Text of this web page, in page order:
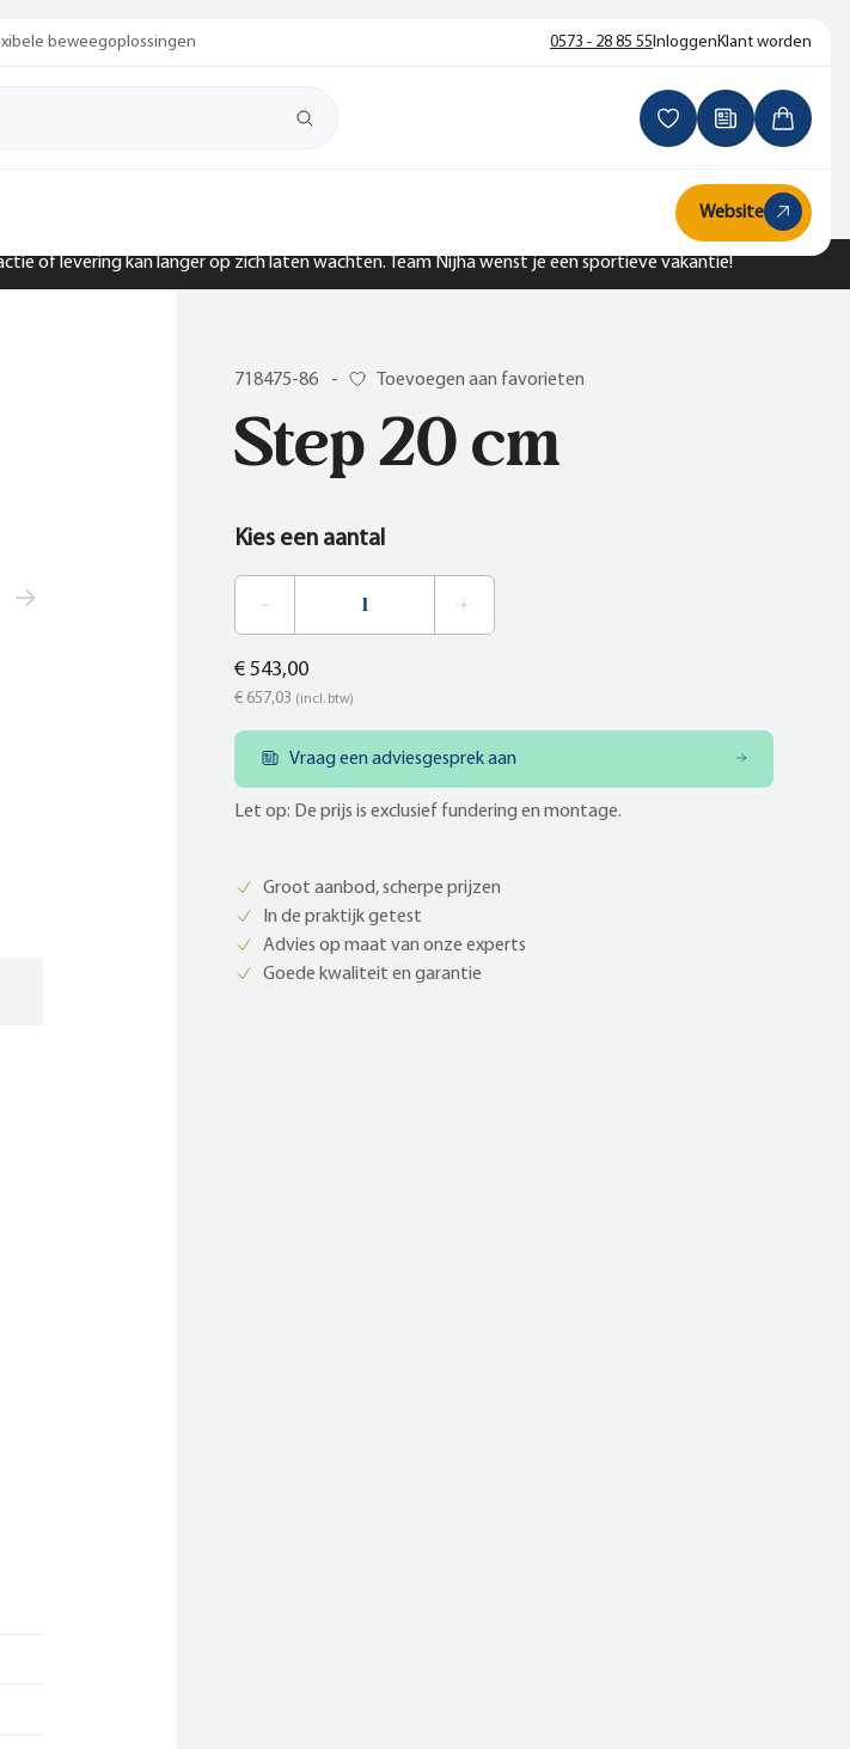
of levering kan langer op zich laten wachten. Team Nijha wenst je een sportieve vakantie!
beweegoplossingen 0573 - 28 85 55InloggenKlant worden
Website
718475-86 - Toevoegen aan favorieten
Step 20 cm
Kies een aantal
€ 543,00
€ 657,03 (incl. btw)
Vraag een adviesgesprek aan
Let op: De prijs is exclusief fundering en montage.
Groot aanbod, scherpe prijzen
In de praktijk getest
Advies op maat van onze experts
Goede kwaliteit en garantie